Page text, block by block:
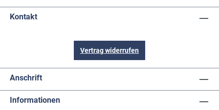
Kontakt
Vertrag widerrufen
Anschrift
Informationen